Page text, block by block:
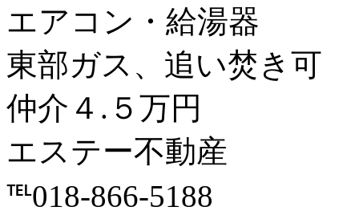
エアコン・給湯器
東部ガス、追い焚き可
仲介４.５万円
エステー不動産
℡018-866-5188